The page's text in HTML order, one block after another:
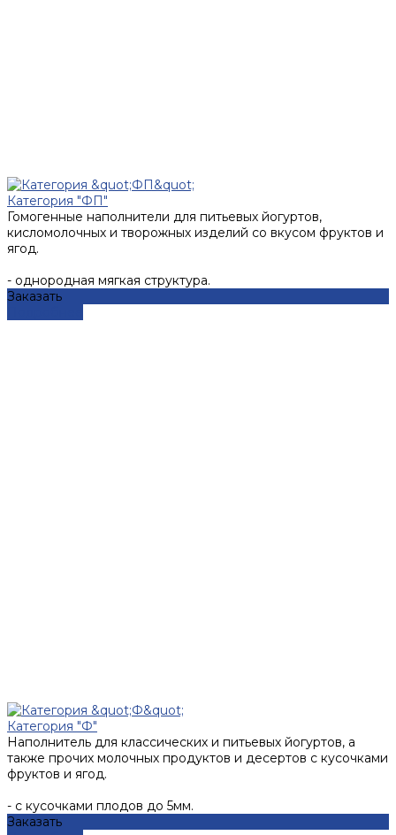
Категория "ФП"
Гомогенные наполнители для питьевых йогуртов,
кисломолочных и творожных изделий со вкусом фруктов и
ягод.
- однородная мягкая структура.
Заказать
Категория "Ф"
Наполнитель для классических и питьевых йогуртов, а
также прочих молочных продуктов и десертов с кусочками
фруктов и ягод.
- с кусочками плодов до 5мм.
Заказать